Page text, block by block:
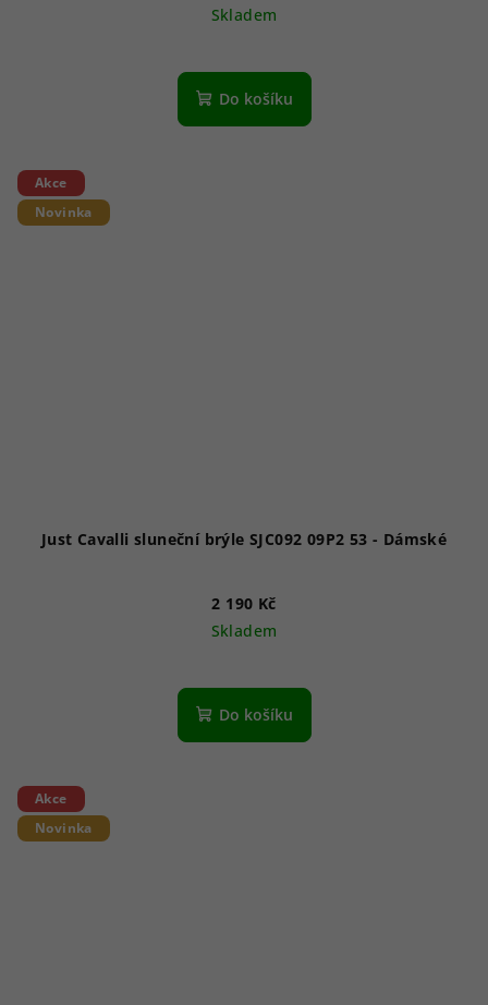
Skladem
Do košíku
Akce
Novinka
Just Cavalli sluneční brýle SJC092 09P2 53 - Dámské
2 190 Kč
Skladem
Do košíku
Akce
Novinka